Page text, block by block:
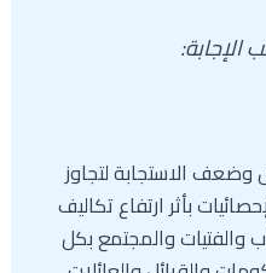
وضعف الاستجابة لتجاوز
بأثر ارتفاع تكاليف
والفتيات والمجتمع بكل